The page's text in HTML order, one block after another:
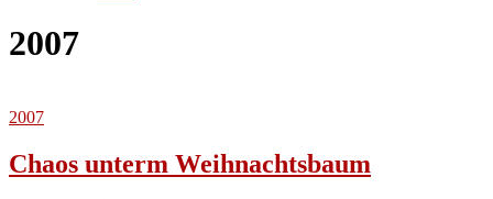
2007
2007
Chaos unterm Weihnachtsbaum